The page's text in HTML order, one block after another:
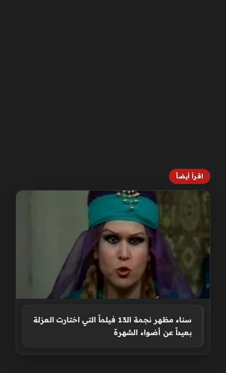
اقرأ أيضاً
سناء مظهر نجمة الـ13 فيلماً التي اختارت العزلة
بعيداً عن أضواء الشهرة